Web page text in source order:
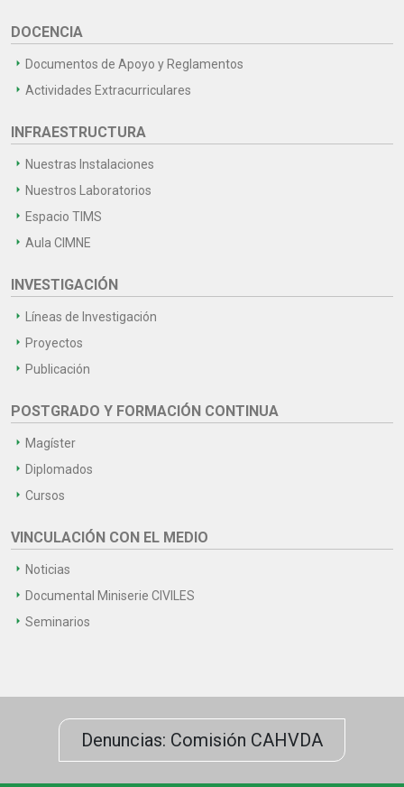
DOCENCIA
Documentos de Apoyo y Reglamentos
Actividades Extracurriculares
INFRAESTRUCTURA
Nuestras Instalaciones
Nuestros Laboratorios
Espacio TIMS
Aula CIMNE
INVESTIGACIÓN
Líneas de Investigación
Proyectos
Publicación
POSTGRADO Y FORMACIÓN CONTINUA
Magíster
Diplomados
Cursos
VINCULACIÓN CON EL MEDIO
Noticias
Documental Miniserie CIVILES
Seminarios
Denuncias: Comisión CAHVDA